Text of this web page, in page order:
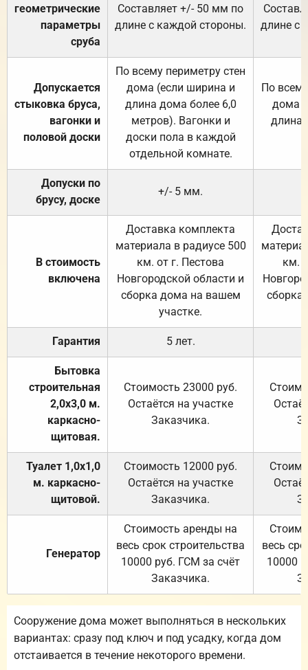
геометрические
параметры
сруба
Составляет +/- 50 мм по
длине с каждой стороны.
длине с
Допускается
стыковка бруса,
вагонки и
половой доски
По всему периметру стен
дома (если ширина и
длина дома более 6,0
метров). Вагонки и
доски пола в каждой
отдельной комнате.
По
дома
длина
Допуски по
брусу, доске
+/- 5 мм.
В стоимость
включена
Доставка комплекта
материала в радиусе 500
км. от г. Пестова
Новгородской области и
сборка дома на вашем
участке.
км.
Гарантия 5 лет.
Бытовка
строительная
2,0х3,0 м.
каркасно-
щитовая.
Стоимость 23000 руб.
Остаётся на участке
Заказчика.
Туалет 1,0х1,0
м. каркасно-
щитовой.
Стоимость 12000 руб.
Остаётся на участке
Заказчика.
Генератор
Стоимость аренды на
весь срок строительства
10000 руб. ГСМ за счёт
Заказчика.
весь
10000
Сооружение дома может выполняться в нескольких
вариантах: сразу под ключ и под усадку, когда дом
отстаивается в течение некоторого времени.